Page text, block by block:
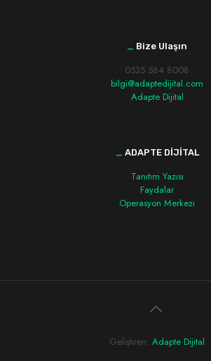
_ Bize Ulaşın
0535 564 8008
bilgi@adaptedijital.com
Adapte Dijital
_ ADAPTE DİJİTAL
Tanıtım Yazısı
Faydalar
Operasyon Merkezi
Geliştiren: Adapte Dijital